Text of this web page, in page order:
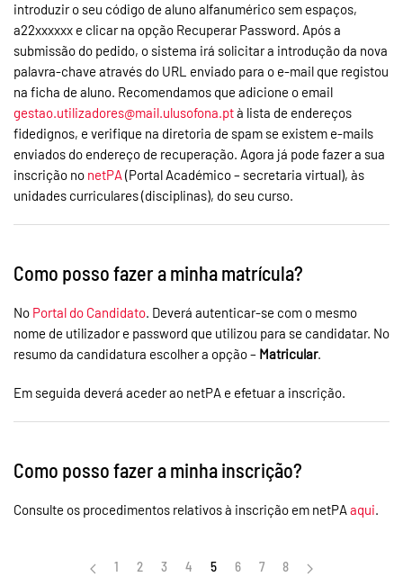
introduzir o seu código de aluno alfanumérico sem espaços,
a22xxxxxx e clicar na opção Recuperar Password. Após a
submissão do pedido, o sistema irá solicitar a introdução da nova
palavra-chave através do URL enviado para o e-mail que registou
na ficha de aluno. Recomendamos que adicione o email
gestao.utilizadores@mail.ulusofona.ptà lista de endereços
fidedignos, e verifique na diretoria de spam se existem e-mails
enviados do endereço de recuperação. Agora já pode fazer a sua
inscrição no netPA(Portal Académico – secretaria virtual), às
unidades curriculares (disciplinas), do seu curso.
Como posso fazer a minha matrícula?
No Portal do Candidato. Deverá autenticar-se com o mesmo
nome de utilizador e password que utilizou para se candidatar. No
resumo da candidatura escolher a opção – Matricular.
Em seguida deverá aceder ao netPA e efetuar a inscrição.
Como posso fazer a minha inscrição?
Consulte os procedimentos relativos à inscrição em netPAaqui.
1 2 3 4 5 6 7 8